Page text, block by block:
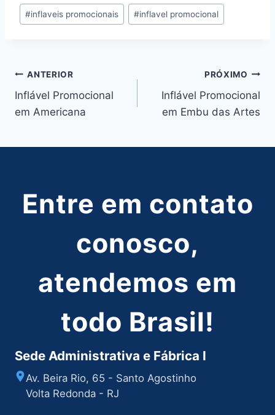
Tags
do
#inflaveis promocionais #inflavel promocional
Navegação
de
ANTERIOR
Inflável Promocional
em Americana
PRÓXIMO
Inflável Promocional
em Embu das Artes
Entre em contato
conosco,
atendemos em
todo Brasil!
Sede Administrativa e Fábrica I
Av. Beira Rio, 65 - Santo Agostinho
Volta Redonda - RJ